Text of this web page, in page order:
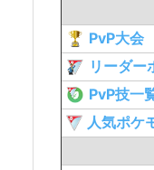
PvP大会
リーダー
PvP技一
人気ポケ